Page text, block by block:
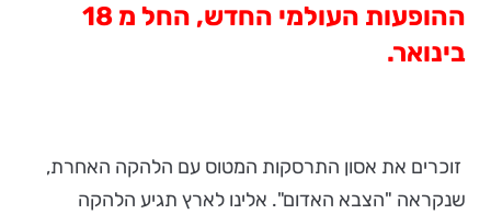
ההופעות העולמי החדש, החל מ 18
בינואר.
זוכרים את אסון התרסקות המטוס עם הלהקה האחרת,
שנקראה "הצבא האדום". אלינו לארץ תגיע הלהקה